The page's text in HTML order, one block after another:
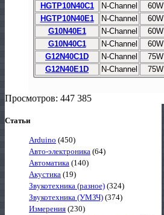
HGTP10N40C1
N-Channel 60W
HGTP10N40E1
N-Channel 60W
G10N40E1
N-Channel 60W
G10N40C1
N-Channel 60W
G12N40C1D
N-Channel 75W
G12N40E1D
N-Channel 75W
Просмотров: 447 385
Статьи
Arduino (450)
Авто-электроника (64)
Автоматика (140)
Акустика (19)
Звукотехника (разное) (324)
Звукотехника (УМЗЧ) (374)
Измерения (230)